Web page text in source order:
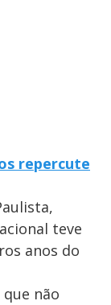
repercute
teve
anos do
não